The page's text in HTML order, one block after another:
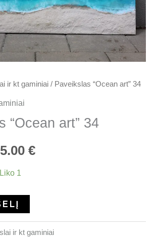
ir kt gaminiai / Paveikslas “Ocean art” 34
“Ocean art” 34
€.
€
85.00 €.
Liko 1
ir kt gaminiai